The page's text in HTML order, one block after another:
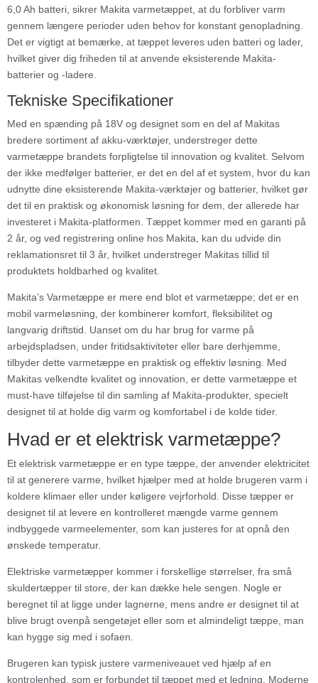
6,0 Ah batteri, sikrer Makita varmetæppet, at du forbliver varm
gennem længere perioder uden behov for konstant genopladning.
Det er vigtigt at bemærke, at tæppet leveres uden batteri og lader,
hvilket giver dig friheden til at anvende eksisterende Makita-
batterier og -ladere.
Tekniske Specifikationer
Med en spænding på 18V og designet som en del af Makitas
bredere sortiment af akku-værktøjer, understreger dette
varmetæppe brandets forpligtelse til innovation og kvalitet. Selvom
der ikke medfølger batterier, er det en del af et system, hvor du kan
udnytte dine eksisterende Makita-værktøjer og batterier, hvilket gør
det til en praktisk og økonomisk løsning for dem, der allerede har
investeret i Makita-platformen. Tæppet kommer med en garanti på
2 år, og ved registrering online hos Makita, kan du udvide din
reklamationsret til 3 år, hvilket understreger Makitas tillid til
produktets holdbarhed og kvalitet.
Makita’s Varmetæppe er mere end blot et varmetæppe; det er en
mobil varmeløsning, der kombinerer komfort, fleksibilitet og
langvarig driftstid. Uanset om du har brug for varme på
arbejdspladsen, under fritidsaktiviteter eller bare derhjemme,
tilbyder dette varmetæppe en praktisk og effektiv løsning. Med
Makitas velkendte kvalitet og innovation, er dette varmetæppe et
must-have tilføjelse til din samling af Makita-produkter, specielt
designet til at holde dig varm og komfortabel i de kolde tider.
Hvad er et elektrisk varmetæppe?
Et elektrisk varmetæppe er en type tæppe, der anvender elektricitet
til at generere varme, hvilket hjælper med at holde brugeren varm i
koldere klimaer eller under køligere vejrforhold. Disse tæpper er
designet til at levere en kontrolleret mængde varme gennem
indbyggede varmeelementer, som kan justeres for at opnå den
ønskede temperatur.
Elektriske varmetæpper kommer i forskellige størrelser, fra små
skuldertæpper til store, der kan dække hele sengen. Nogle er
beregnet til at ligge under lagnerne, mens andre er designet til at
blive brugt ovenpå sengetøjet eller som et almindeligt tæppe, man
kan hygge sig med i sofaen.
Brugeren kan typisk justere varmeniveauet ved hjælp af en
kontrolenhed, som er forbundet til tæppet med et ledning. Moderne